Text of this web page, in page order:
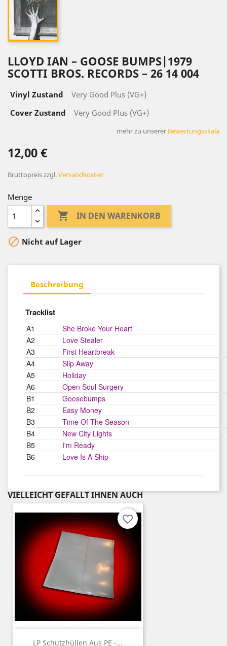
LLOYD IAN ‎– GOOSE BUMPS|1979
SCOTTI BROS. RECORDS ‎– 26 14 004
Vinyl Zustand
Very Good Plus (VG+)
Cover Zustand
Very Good Plus (VG+)
mehr zu unserer Bewertungsskala
12,00 €
Bruttopreiszzgl.Versandkosten
Menge
 IN DEN WARENKORB
 Nicht auf Lager
Beschreibung
Tracklist
A1
She Broke Your Heart
A2
Love Stealer
A3
First Heartbreak
A4
Slip Away
A5
Holiday
A6
Open Soul Surgery
B1
Goosebumps
B2
Easy Money
B3
Time Of The Season
B4
New City Lights
B5
I'm Ready
B6
Love Is A Ship
VIELLEICHT GEFÄLLT IHNEN AUCH
LP Schutzhüllen Aus PE -...
favorite_border